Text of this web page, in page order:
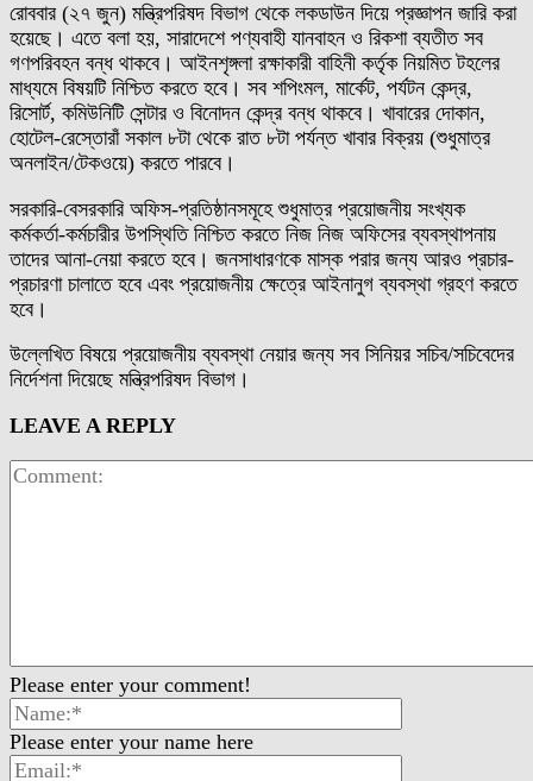
রোববার (২৭ জুন) মন্ত্রিপরিষদ বিভাগ থেকে লকডাউন দিয়ে প্রজ্ঞাপন জারি করা
হয়েছে। এতে বলা হয়, সারাদেশে পণ্যবাহী যানবাহন ও রিকশা ব্যতীত সব
গণপরিবহন বন্ধ থাকবে। আইনশৃঙ্গলা রক্ষাকারী বাহিনী কর্তৃক নিয়মিত টহলের
মাধ্যমে বিষয়টি নিশ্চিত করতে হবে। সব শপিংমল, মার্কেট, পর্যটন কেন্দ্র,
রিসোর্ট, কমিউনিটি সেন্টার ও বিনোদন কেন্দ্র বন্ধ থাকবে। খাবারের দোকান,
হোটেল-রেস্তোরাঁ সকাল ৮টা থেকে রাত ৮টা পর্যন্ত খাবার বিক্রয় (শুধুমাত্র
অনলাইন/টেকওয়ে) করতে পারবে।
সরকারি-বেসরকারি অফিস-প্রতিষ্ঠানসমূহে শুধুমাত্র প্রয়োজনীয় সংখ্যক
কর্মকর্তা-কর্মচারীর উপস্থিতি নিশ্চিত করতে নিজ নিজ অফিসের ব্যবস্থাপনায়
তাদের আনা-নেয়া করতে হবে। জনসাধারণকে মাস্ক পরার জন্য আরও প্রচার-
প্রচারণা চালাতে হবে এবং প্রয়োজনীয় ক্ষেত্রে আইনানুগ ব্যবস্থা গ্রহণ করতে
হবে।
উল্লেখিত বিষয়ে প্রয়োজনীয় ব্যবস্থা নেয়ার জন্য সব সিনিয়র সচিব/সচিবেদের
নির্দেশনা দিয়েছে মন্ত্রিপরিষদ বিভাগ।
LEAVE A REPLY
Please enter your comment!
Please enter your name here